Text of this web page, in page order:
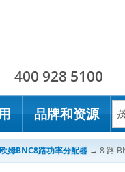
400 928 5100
品牌和资源
姆BNC8路功率分配器 → 8 路